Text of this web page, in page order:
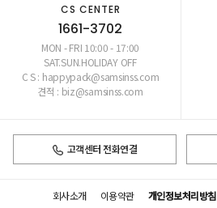
CS CENTER
1661-3702
MON - FRI 10:00 - 17:00
SAT.SUN.HOLIDAY OFF
C S : happypack@samsinss.com
견적 : biz@samsinss.com
고객센터 전화연결
회사소개 이용약관 개인정보처리방침